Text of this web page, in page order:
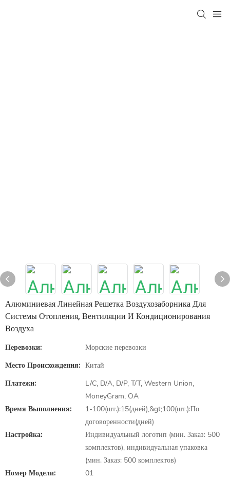
Алюминиевая Линейная Решетка Воздухозаборника Для
Системы Отопления, Вентиляции И Кондиционирования
Воздуха
Перевозки:
Морские перевозки
Место Происхождения: Китай
Платежи:
L/C, D/A, D/P, T/T, Western Union,
MoneyGram, OA
Время Выполнения:
1-100(шт.):15(дней),&gt;100(шт.):По
договоренности(дней)
Настройка:
Индивидуальный логотип (мин. Заказ: 500
комплектов), индивидуальная упаковка
(мин. Заказ: 500 комплектов)
Номер Модели:
01